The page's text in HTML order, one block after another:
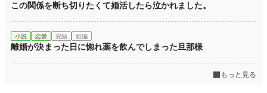
この関係を断ち切りたくて婚活したら泣かれました。
小説 恋愛 完結 短編
離婚が決まった日に惚れ薬を飲んでしまった旦那様
もっと見る